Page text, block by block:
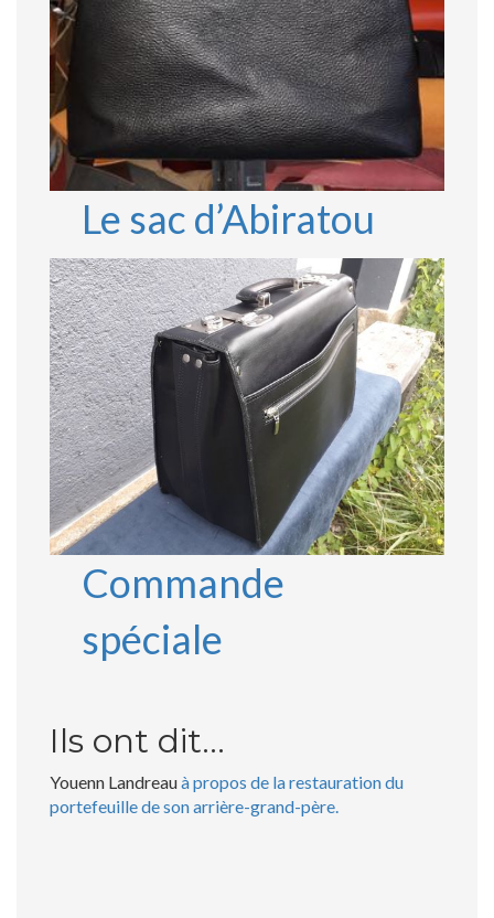
Le sac d’Abiratou
Commande
spéciale
Ils ont dit…
Youenn Landreauà propos de la restauration du
portefeuille de son arrière-grand-père.